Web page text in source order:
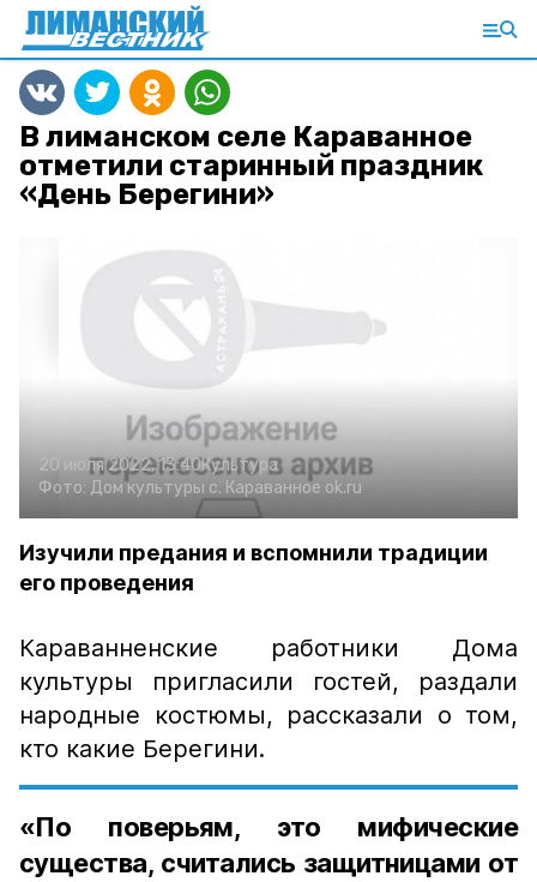
В лиманском селе Караванное
отметили старинный праздник
«День Берегини»
20 июля 2022, 13:40Культура
Фото: Дом культуры с. Караванное ok.ru
Изучили предания и вспомнили традиции
его проведения
Караванненские работники Дома
культуры пригласили гостей, раздали
народные костюмы, рассказали о том,
кто какие Берегини.
«По поверьям, это мифические
существа, считались защитницами от